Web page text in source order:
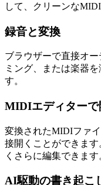
して、クリーンな
録音と変換
ブラウザーで直接オ
ミング、または楽器
す。
MIDIエディターで
変換されたMIDIファ
接開くことができま
くさらに編集できます
AI駆動の書き起こ